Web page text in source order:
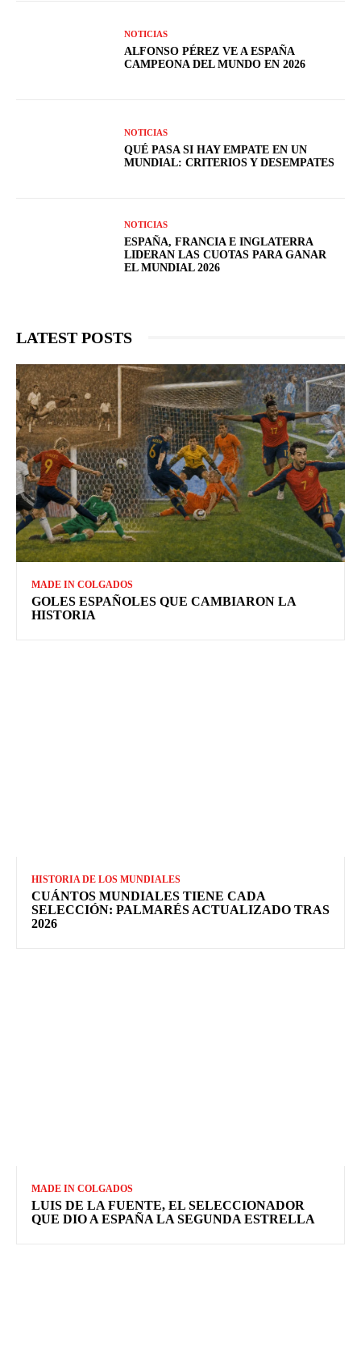
NOTICIAS
ALFONSO PÉREZ VE A ESPAÑA
CAMPEONA DEL MUNDO EN 2026
NOTICIAS
QUÉ PASA SI HAY EMPATE EN UN
MUNDIAL: CRITERIOS Y DESEMPATES
NOTICIAS
ESPAÑA, FRANCIA E INGLATERRA
LIDERAN LAS CUOTAS PARA GANAR
EL MUNDIAL 2026
LATEST POSTS
MADE IN COLGADOS
GOLES ESPAÑOLES QUE CAMBIARON LA
HISTORIA
HISTORIA DE LOS MUNDIALES
CUÁNTOS MUNDIALES TIENE CADA
SELECCIÓN: PALMARÉS ACTUALIZADO TRAS
2026
MADE IN COLGADOS
LUIS DE LA FUENTE, EL SELECCIONADOR
QUE DIO A ESPAÑA LA SEGUNDA ESTRELLA